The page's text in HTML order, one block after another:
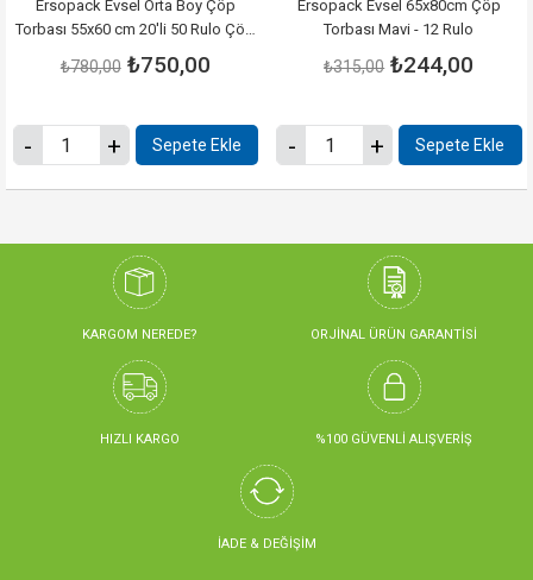
Ersopack Evsel Orta Boy Çöp
Torbası 55x60 cm 20'li 50 Rulo Çöp
Poşet 1 Koli
₺780,00 ₺750,00
Sepete Ekle
Ersopack Evsel 65x80cm Çöp
Torbası Mavi - 12 Rulo
₺315,00 ₺244,00
Sepete Ekle
KARGOM NEREDE? ORJİNAL ÜRÜN GARANTİSİ
HIZLI KARGO %100 GÜVENLİ ALIŞVERİŞ
İADE & DEĞİŞİM